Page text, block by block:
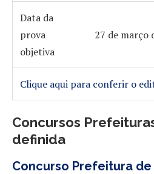
Data da
prova
objetiva
27 de março
Clique aqui para conferir o
Concursos
definida
Concurso Prefeitura de